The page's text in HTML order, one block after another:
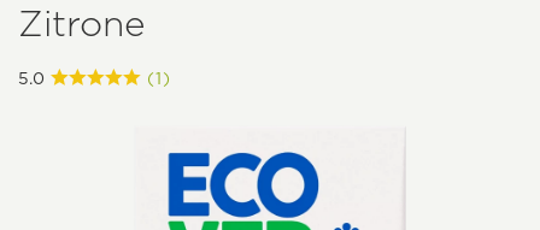
Zitrone
5.0 (1)